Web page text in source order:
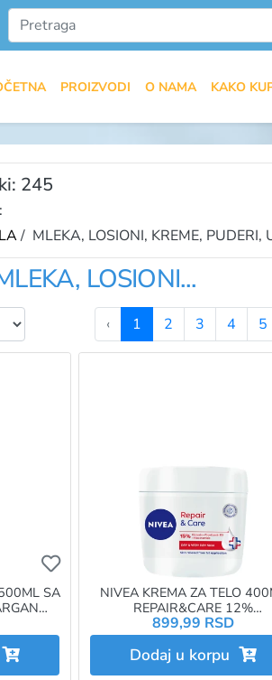
PROIZVODI O NAMA KAKO
245
/ MLEKA, LOSIONI, KREME, PUDERI,
LOSIONI...
‹ 1 2 3 4 5
Ukoliko želite da dodate
SA
NIVEA KREMA ZA TELO
REPAIR&CARE 12%
GLYCERIN+VITAMIN E 84545
899,99 RSD
Dodaj u korpu